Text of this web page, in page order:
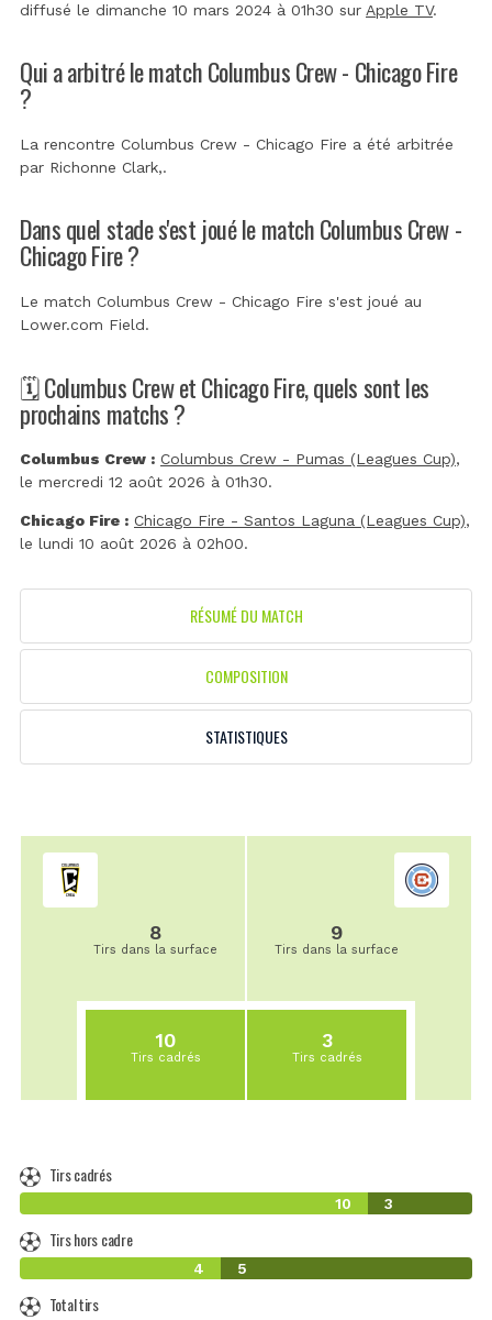
diffusé le dimanche 10 mars 2024 à 01h30 sur Apple TV.
Qui a arbitré le match Columbus Crew - Chicago Fire
?
La rencontre Columbus Crew - Chicago Fire a été arbitrée
par Richonne Clark,.
Dans quel stade s'est joué le match Columbus Crew -
Chicago Fire ?
Le match Columbus Crew - Chicago Fire s'est joué au
Lower.com Field.
🗓️ Columbus Crew et Chicago Fire, quels sont les
prochains matchs ?
Columbus Crew : Columbus Crew - Pumas (Leagues Cup),
le mercredi 12 août 2026 à 01h30.
Chicago Fire : Chicago Fire - Santos Laguna (Leagues Cup),
le lundi 10 août 2026 à 02h00.
RÉSUMÉ DU MATCH
COMPOSITION
STATISTIQUES
8
Tirs dans la surface
10
Tirs cadrés
9
Tirs dans la surface
3
Tirs cadrés
Tirs cadrés
10 3
Tirs hors cadre
4 5
Total tirs